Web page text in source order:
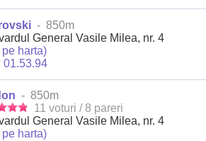
- 850m
General Vasile Milea, nr. 4
pe harta)
01.53.94
- 850m
11 voturi / 8 pareri
General Vasile Milea, nr. 4
pe harta)